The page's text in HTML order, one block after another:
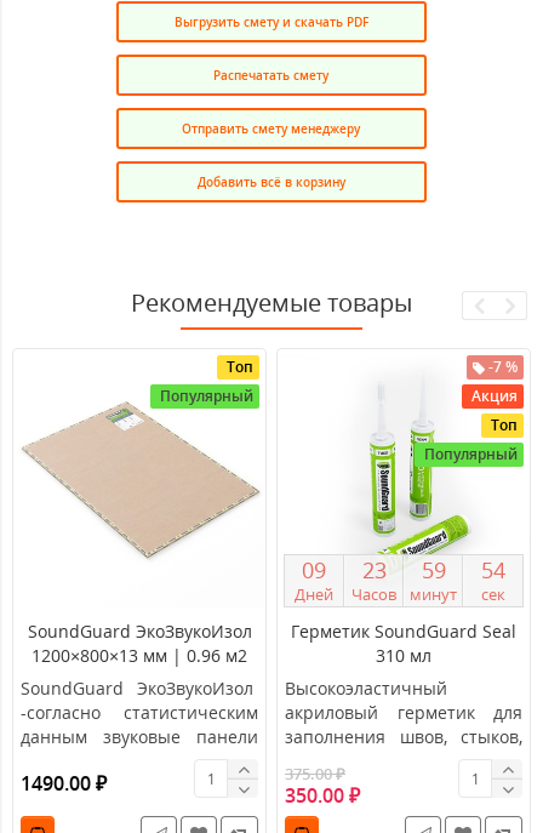
Выгрузить смету и скачать PDF
Распечатать смету
Отправить смету менеджеру
Добавить всё в корзину
Рекомендуемые товары
Топ
Популярный
SoundGuard ЭкоЗвукоИзол
1200×800×13 мм | 0.96 м2
SoundGuard ЭкоЗвукоИзол
-согласно статистическим
данным звуковые панели
занимают достойное мес..
1490.00 ₽
-7 %
Акция
Топ
Популярный
09
Дней
23
Часов
59
минут
53
сек
Герметик SoundGuard Seal
310 мл
Высокоэластичный
акриловый герметик для
заполнения швов, стыков,
трещин, отверстий,
строительных деф..
375.00 ₽
350.00 ₽